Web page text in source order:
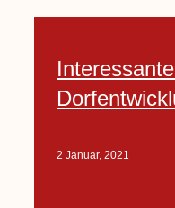
2 Januar, 2021